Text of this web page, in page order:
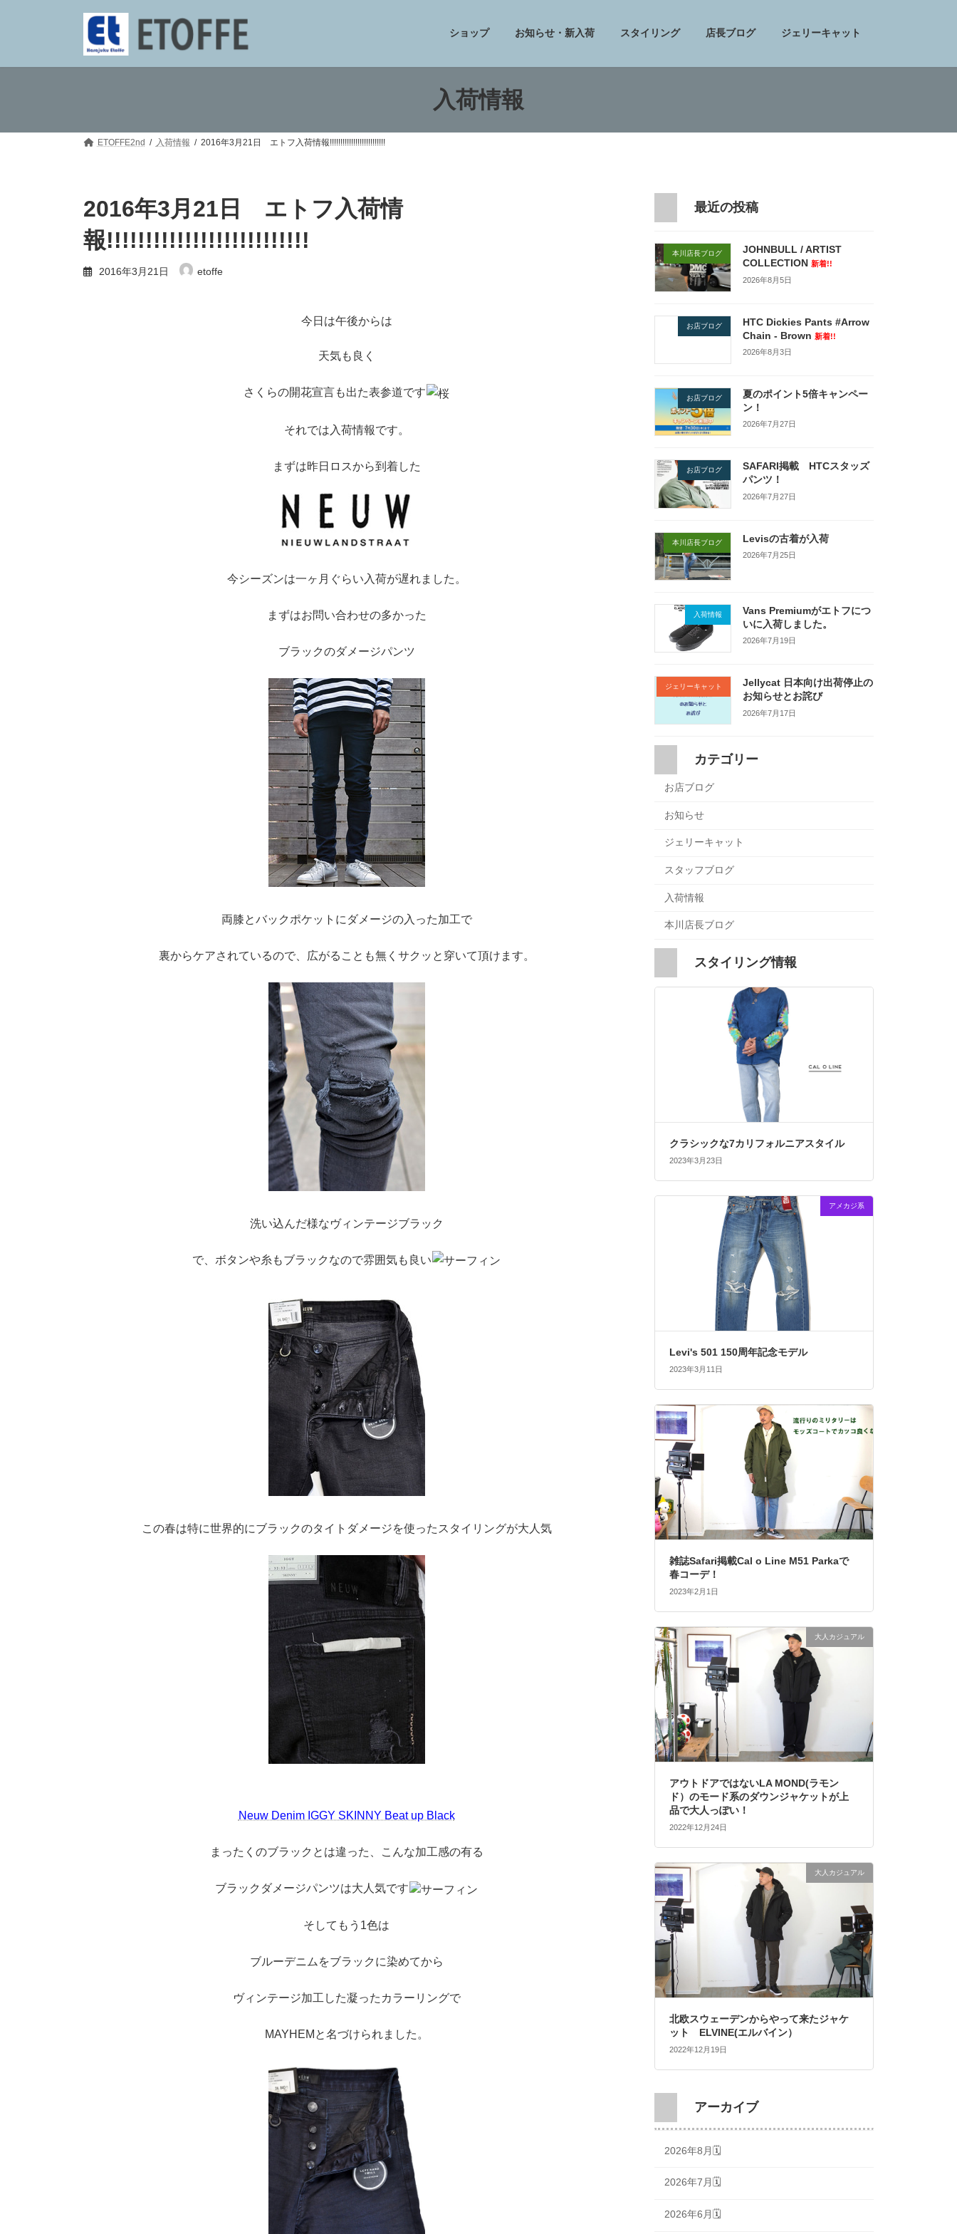
ツ
シ
ショップ お知らせ・新入荷 スタイリング 店長ブログ ジェリーキャット
入荷情報
ETOFFE2nd 入荷情報 2016年3月21日 エトフ入荷情報!!!!!!!!!!!!!!!!!!!!!!!!!!
2016年3月21日 エトフ入荷情
報!!!!!!!!!!!!!!!!!!!!!!!!!!
2016年3月21日 etoffe
今日は午後からは
天気も良く
さくらの開花宣言も出た表参道です
それでは入荷情報です。
まずは昨日ロスから到着した
今シーズンは一ヶ月ぐらい入荷が遅れました。
まずはお問い合わせの多かった
ブラックのダメージパンツ
両膝とバックポケットにダメージの入った加工で
裏からケアされているので、広がることも無くサクッと穿いて頂けます。
洗い込んだ様なヴィンテージブラック
で、ボタンや糸もブラックなので雰囲気も良い
この春は特に世界的にブラックのタイトダメージを使ったスタイリングが大人気
Neuw Denim IGGY SKINNY Beat up Black
まったくのブラックとは違った、こんな加工感の有る
ブラックダメージパンツは大人気です
そしてもう1色は
ブルーデニムをブラックに染めてから
ヴィンテージ加工した凝ったカラーリングで
MAYHEMと名づけられました。
最近の投稿
本川店長ブログ
JOHNBULL / ARTIST
COLLECTION 新着!!
2026年8月5日
お店ブログ
HTC Dickies Pants #Arrow
Chain - Brown 新着!!
2026年8月3日
お店ブログ
夏のポイント5倍キャンペー
ン！
2026年7月27日
お店ブログ
SAFARI掲載 HTCスタッズ
パンツ！
2026年7月27日
本川店長ブログ Levisの古着が入荷
2026年7月25日
入荷情報
Vans Premiumがエトフにつ
いに入荷しました。
2026年7月19日
ジェリーキャット
Jellycat 日本向け出荷停止の
お知らせとお詫び
2026年7月17日
カテゴリー
お店ブログ
お知らせ
ジェリーキャット
スタッフブログ
入荷情報
本川店長ブログ
スタイリング情報
クラシックな7カリフォルニアスタイル
2023年3月23日
アメカジ系
Levi's 501 150周年記念モデル
2023年3月11日
雑誌Safari掲載Cal o Line M51 Parkaで
春コーデ！
2023年2月1日
大人カジュアル
アウトドアではないLA MOND(ラモン
ド）のモード系のダウンジャケットが上
品で大人っぽい！
2022年12月24日
大人カジュアル
北欧スウェーデンからやって来たジャケ
ット ELVINE(エルバイン）
2022年12月19日
アーカイブ
2026年8月🗓
2026年7月🗓
2026年6月🗓